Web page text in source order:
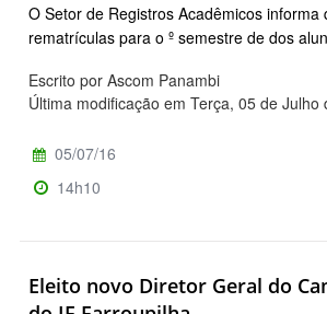
O Setor de Registros Acadêmicos
rematrículas para o º semestre de dos
Escrito por Ascom Panambi
Última modificação em Terça, 05 de Julho
05/07/16
14h10
Eleito novo Diretor Geral do